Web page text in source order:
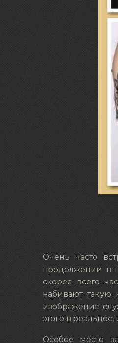
Очень часто
продолжении в
скорее всего
набивают такую
изображение
этого в
Особое место